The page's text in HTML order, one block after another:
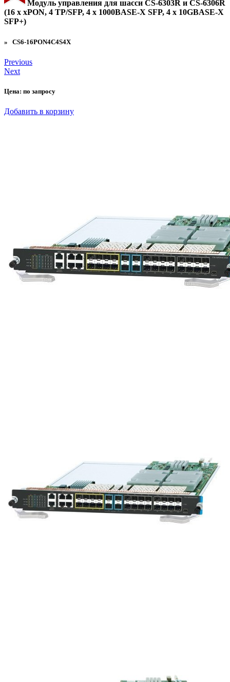
Модуль управления для шасси CS-6303R и CS-6306R
(16 x xPON, 4 TP/SFP, 4 x 1000BASE-X SFP, 4 x 10GBASE-X
SFP+)
» CS6-16PON4C4S4X
Previous
Next
Цена: по запросу
Добавить в корзину